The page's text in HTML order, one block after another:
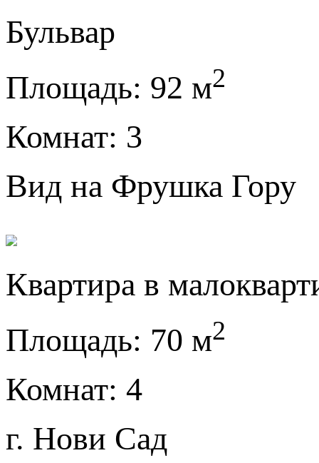
Бульвар
Площадь: 92 м2
Комнат: 3
Вид на Фрушка Гору
Квартира в
Площадь: 70 м2
Комнат: 4
г. Нови Сад